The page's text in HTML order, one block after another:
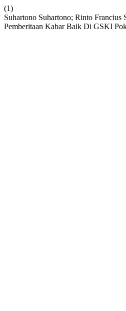
(1)
Suhartono Suhartono; Rinto Francius
Pemberitaan Kabar Baik Di GSKI